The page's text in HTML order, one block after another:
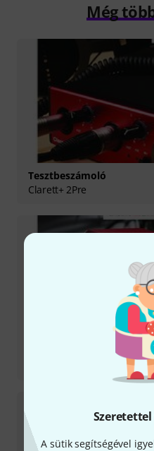
A sütik segítségével
Még
Tesztbeszámoló
Clarett+ 2Pre